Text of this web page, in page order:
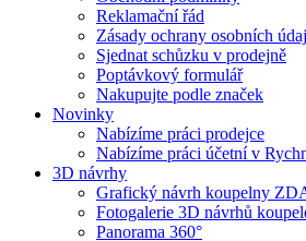
Reklamační řád
Zásady ochrany osobních
Sjednat schůzku v prodejně
Poptávkový formulář
Nakupujte podle značek
Novinky
Nabízíme práci prodejce
Nabízíme práci účetní v
3D návrhy
Grafický návrh koupelny
Fotogalerie 3D návrhů
Panorama 360°